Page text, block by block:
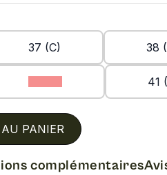
37 (C) 38
41
PANIER
complémentaires